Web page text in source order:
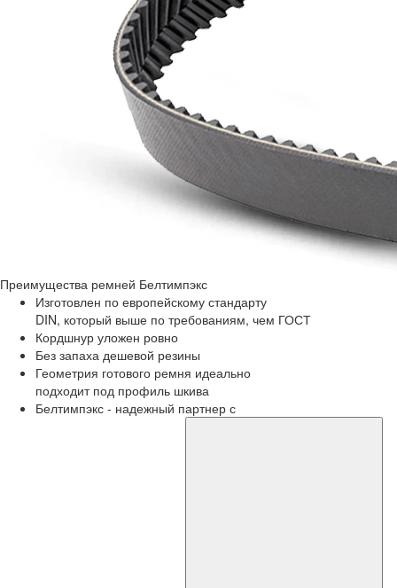
Преимущества ремней Белтимпэкс
Изготовлен по европейскому стандарту
DIN, который выше по требованиям, чем ГОСТ
Кордшнур уложен ровно
Без запаха дешевой резины
Геометрия готового ремня идеально
подходит под профиль шкива
Белтимпэкс - надежный партнер с